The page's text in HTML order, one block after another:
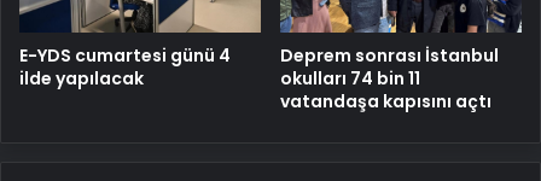
E-YDS cumartesi günü 4
ilde yapılacak
Deprem sonrası İstanbul
okulları 74 bin 11
vatandaşa kapısını açtı